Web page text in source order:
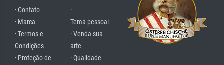
· Contato
· Marca
· Termos e
Condições
· Proteção de
·
Tema pessoal
· Venda sua
arte
· Qualidade